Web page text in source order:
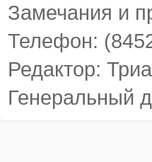
Замечания и
Телефон:
Редактор:
Генеральный